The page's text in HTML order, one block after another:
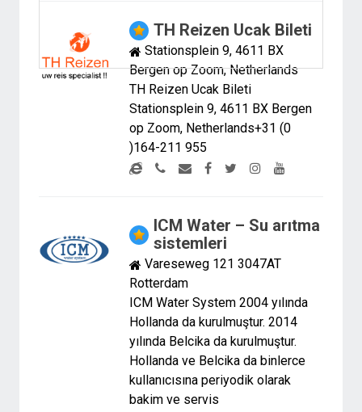
TH Reizen Ucak Bileti
Stationsplein 9, 4611 BX
Bergen op Zoom, Netherlands
TH Reizen Ucak Bileti
Stationsplein 9, 4611 BX Bergen
op Zoom, Netherlands+31 (0
)164-211 955
ICM Water – Su arıtma
sistemleri
Vareseweg 121 3047AT
Rotterdam
ICM Water System 2004 yılında
Hollanda da kurulmuştur. 2014
yılında Belcika da kurulmuştur.
Hollanda ve Belcika da binlerce
kullanıcısına periyodik olarak
bakim ve servis